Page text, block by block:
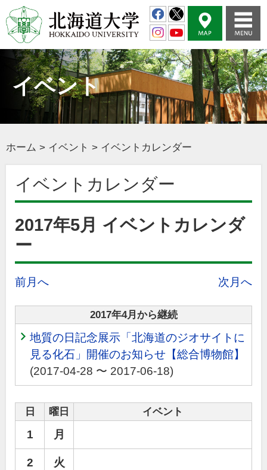
イベント
ホーム > イベント > イベントカレンダー
イベントカレンダー
2017年5月 イベントカレンダ
ー
前月へ 次月へ
2017年4月から継続
地質の日記念展示「北海道のジオサイトに
見る化石」開催のお知らせ【総合博物館】
(2017-04-28 〜 2017-06-18)
日 曜日 イベント
1 月
2 火